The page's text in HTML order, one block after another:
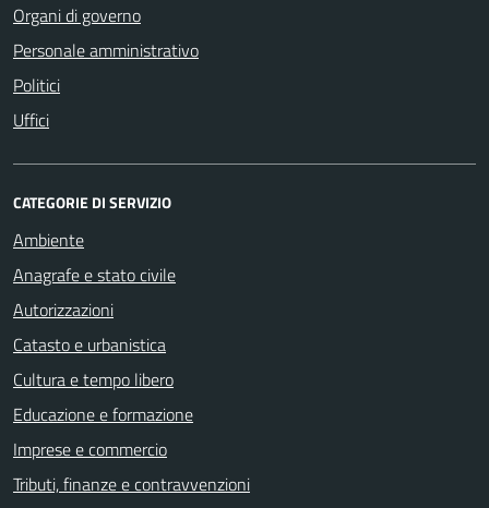
Organi di governo
Personale amministrativo
Politici
Uffici
CATEGORIE DI SERVIZIO
Ambiente
Anagrafe e stato civile
Autorizzazioni
Catasto e urbanistica
Cultura e tempo libero
Educazione e formazione
Imprese e commercio
Tributi, finanze e contravvenzioni